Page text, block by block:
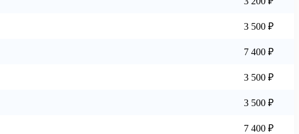
3 500 ₽
7 400 ₽
3 500 ₽
3 500 ₽
7 400 ₽